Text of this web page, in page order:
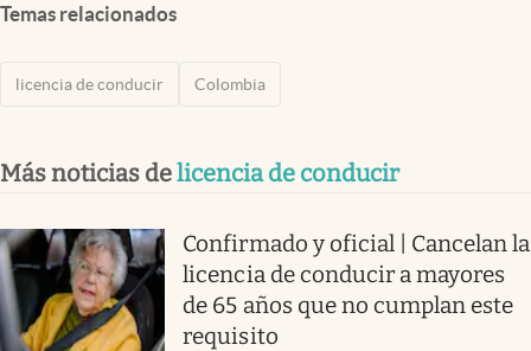
Temas relacionados
licencia de conducir Colombia
Más noticias delicencia de conducir
Confirmado y oficial | Cancelan la
licencia de conducir a mayores
de 65 años que no cumplan este
requisito